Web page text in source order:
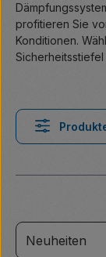
profitieren Sie
Konditionen.